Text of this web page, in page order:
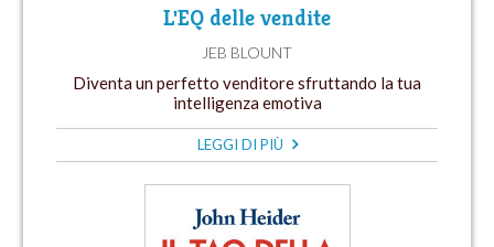
L'EQ delle vendite
JEB BLOUNT
Diventa un perfetto venditore sfruttando la tua
intelligenza emotiva
LEGGI DI PIÙ